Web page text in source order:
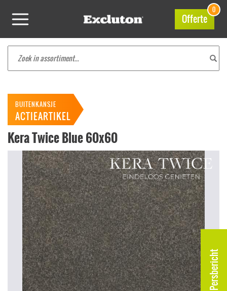
Persbericht
Offerte
0
BUITENKANSJE
ACTIEARTIKEL
Kera Twice Blue 60x60